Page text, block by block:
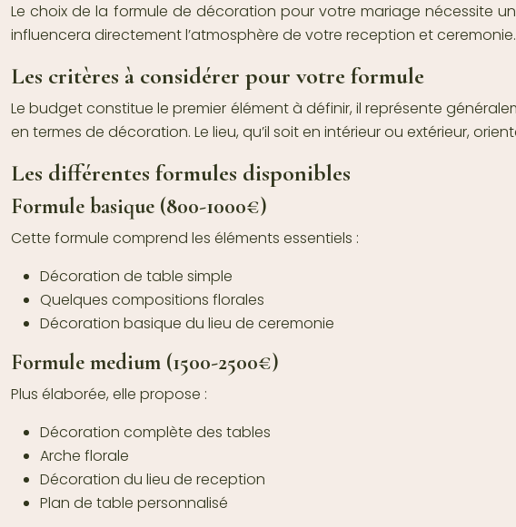
Le choix de la formule de décoration pour votre mariage nécessite
influencera directement l’atmosphère de votre reception et ceremonie.
Les critères à considérer pour votre formule
Le budget constitue le premier élément à définir, il représente
en termes de décoration. Le lieu, qu’il soit en intérieur ou extérieur,
Les différentes formules disponibles
Formule basique (800-1000€)
Cette formule comprend les éléments essentiels :
Décoration de table simple
Quelques compositions florales
Décoration basique du lieu de ceremonie
Formule medium (1500-2500€)
Plus élaborée, elle propose :
Décoration complète des tables
Arche florale
Décoration du lieu de reception
Plan de table personnalisé